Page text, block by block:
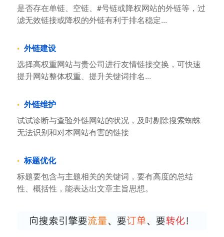
是否存在单链、空链、#号链或降权网站的外链等，过
滤无效链接或降权的外链有利于排名稳定...
外链建设
选择高权重网站与贵公司进行友情链接交换，可快速
提升网站整体权重、提升关键词排名...
外链维护
试试诊断与查验外链网站的状况，及时剔除搜索蜘蛛
无法识别和对本网站有害的链接
标题优化
标题要包含与主题相关的关键词，要有高度的总结
性、概括性，能表达出文章主旨思想。